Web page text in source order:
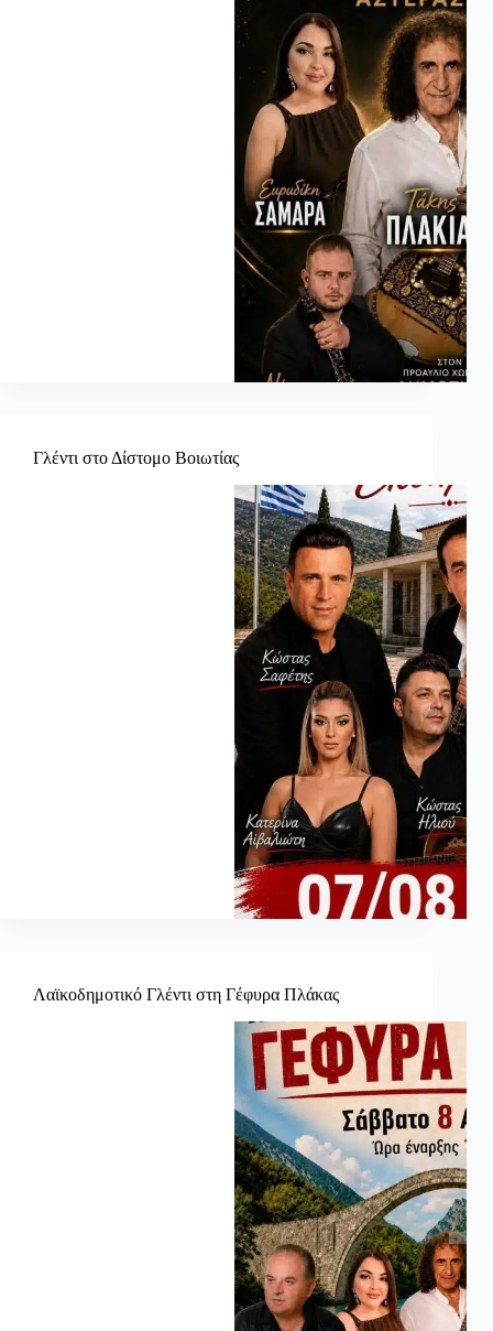
Γλέντι στο Δίστομο Βοιωτίας
Λαϊκοδημοτικό Γλέντι στη Γέφυρα Πλάκας